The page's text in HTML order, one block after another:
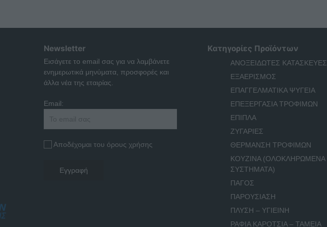
Newsletter
Εισάγετε το email σας για να λαμβάνετε
ενημερωτικά μηνύματα, προσφορές και
άλλα νέα της εταιρίας.
Email:
Αποδέχομαι του όρους χρήσης
Κατηγορίες Προϊόντων
ΑΝΟΞΕΙΔΩΤΕΣ ΚΑΤΑΣΚΕΥΕΣ
ΕΞΑΕΡΙΣΜΟΣ
ΕΠΑΓΓΕΛΜΑΤΙΚΑ ΨΥΓΕΙΑ
ΕΠΕΞΕΡΓΑΣΙΑ ΤΡΟΦΙΜΩΝ
ΕΠΙΠΛΑ
ΖΥΓΑΡΙΕΣ
ΘΕΡΜΑΝΣΗ ΤΡΟΦΙΜΩΝ
ΚΟΥΖΙΝΑ (ΟΛΟΚΛΗΡΩΜΕΝΑ
ΣΥΣΤΗΜΑΤΑ)
ΠΑΓΟΣ
ΠΑΡΟΥΣΙΑΣΗ
ΠΛΥΣΗ – ΥΓΙΕΙΝΗ
ΡΑΦΙΑ ΚΑΡΟΤΣΙΑ – ΤΑΜΕΙΑ